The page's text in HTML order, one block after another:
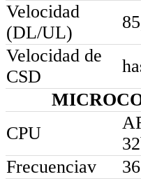
Velocidad
(DL/UL)
Velocidad de
CSD
CPU
Frecuenciav